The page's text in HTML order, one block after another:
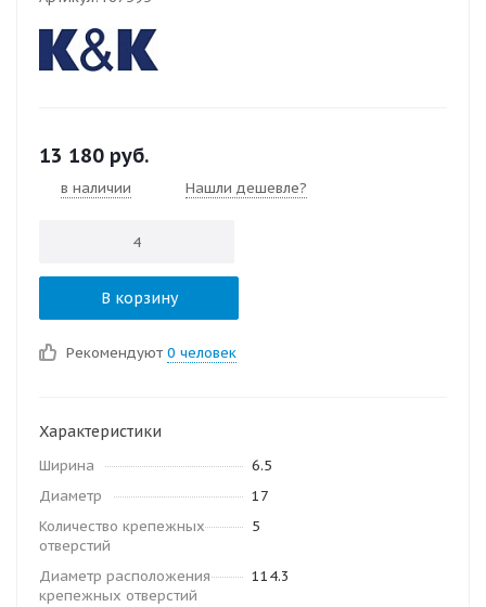
13 180 руб.
в наличии Нашли дешевле?
В корзину
Рекомендуют 0 человек
Характеристики
Ширина
6.5
Диаметр
17
Количество крепежных
отверстий
5
Диаметр расположения
крепежных отверстий
114.3